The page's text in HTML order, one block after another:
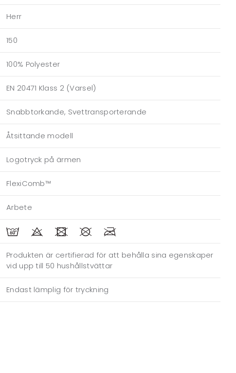
Herr
150
100% Polyester
EN 20471 Klass 2 (Varsel)
Snabbtorkande, Svettransporterande
Åtsittande modell
Logotryck på ärmen
FlexiComb™
Arbete
Produkten är certifierad för att behålla sina egenskaper
vid upp till 50 hushållstvättar
Endast lämplig för tryckning